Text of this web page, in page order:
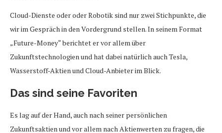
Cloud-Dienste oder oder Robotik sind nur zwei Stichpunkte, die
wir im Gespräch in den Vordergrund stellen. In seinem Format
„Future-Money“ berichtet er vor allem über
Zukunftstechnologien und hat dabei natürlich auch Tesla,
Wasserstoff-Aktien und Cloud-Anbieter im Blick.
Das sind seine Favoriten
Es lag auf der Hand, auch nach seiner persönlichen
Zukunftsaktien und vor allem nach Aktienwerten zu fragen, die